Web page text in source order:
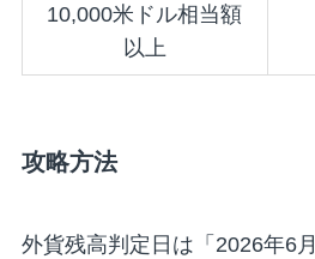
10,000米ドル相当額
以上
攻略方法
外貨残高判定日は「2026年6